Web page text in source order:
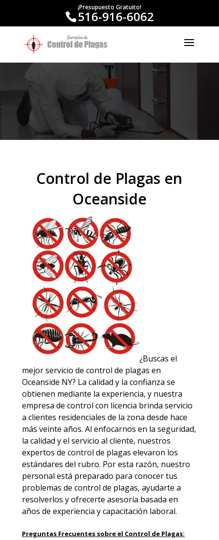
¡Presupuesto Gratuito!
516-916-6062
Control de Plagas en
Oceanside
¿Buscas el
mejor servicio de control de plagas en
Oceanside NY? La calidad y la confianza se
obtienen mediante la experiencia, y nuestra
empresa de control con licencia brinda servicio
a clientes residenciales de la zona desde hace
más veinte años. Al enfocarnos en la seguridad,
la calidad y el servicio al cliente, nuestros
expertos de control de plagas elevaron los
estándares del rubro. Por esta razón, nuestro
personal está preparado para conocer tus
problemas de control de plagas, ayudarte a
resolverlos y ofrecerte asesoría basada en
años de experiencia y capacitación laboral.
Preguntas Frecuentes sobre el Control de Plagas: